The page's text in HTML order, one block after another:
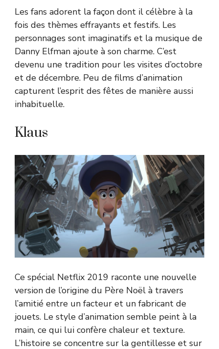
Les fans adorent la façon dont il célèbre à la
fois des thèmes effrayants et festifs. Les
personnages sont imaginatifs et la musique de
Danny Elfman ajoute à son charme. C’est
devenu une tradition pour les visites d’octobre
et de décembre. Peu de films d’animation
capturent l’esprit des fêtes de manière aussi
inhabituelle.
Klaus
Ce spécial Netflix 2019 raconte une nouvelle
version de l’origine du Père Noël à travers
l’amitié entre un facteur et un fabricant de
jouets. Le style d’animation semble peint à la
main, ce qui lui confère chaleur et texture.
L’histoire se concentre sur la gentillesse et sur